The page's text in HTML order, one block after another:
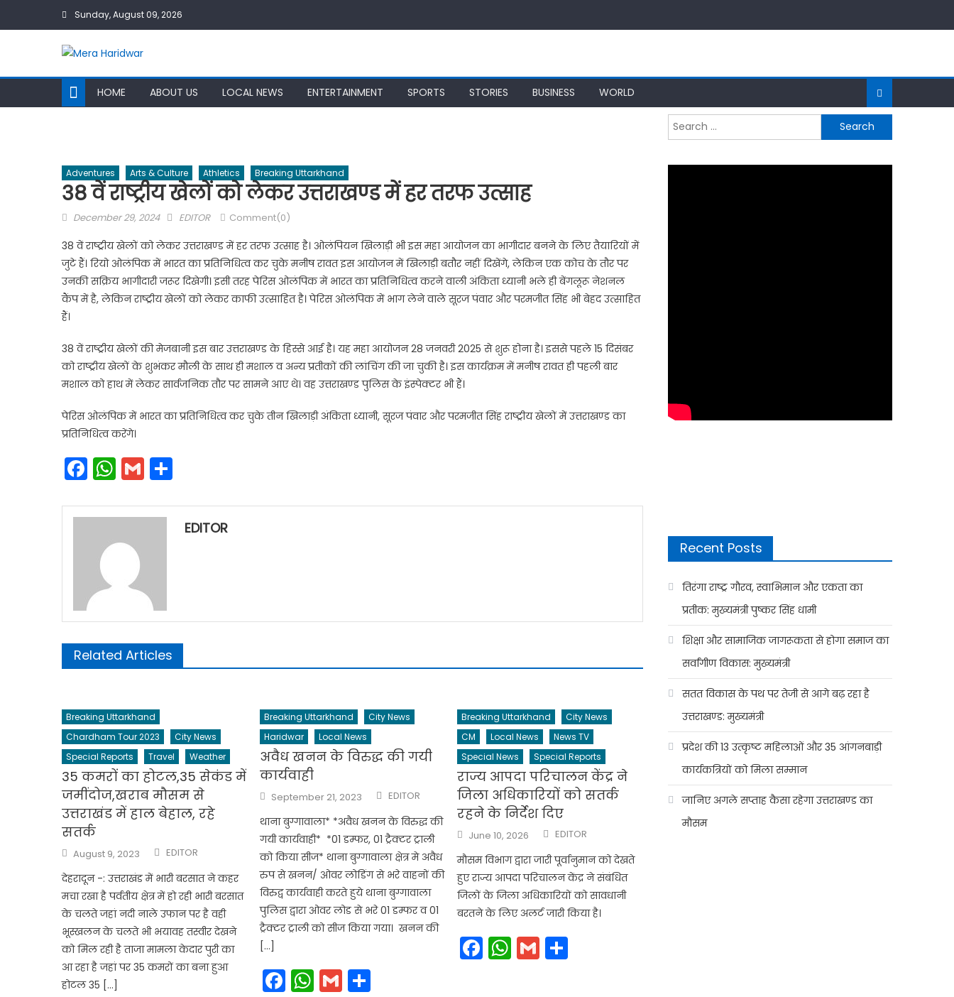
Sunday, August 09, 2026
HOME ABOUT US LOCAL NEWS ENTERTAINMENT SPORTS STORIES BUSINESS WORLD
Adventures Arts & Culture Athletics Breaking Uttarkhand
38 वें राष्ट्रीय खेलों को लेकर उत्तराखण्ड में हर तरफ उत्साह
Posted
December 29, 2024 Author
EDITOR Comment(0)
38 वें राष्ट्रीय खेलों को लेकर उत्तराखण्ड में हर तरफ उत्साह है। ओलंपियन खिलाड़ी भी इस महा आयोजन का भागीदार बनने के लिए तैयारियों में
जुटे हैं। रियो ओलंपिक में भारत का प्रतिनिधित्व कर चुके मनीष रावत इस आयोजन में खिलाड़ी बतौर नहीं दिखेंगे, लेकिन एक कोच के तौर पर
उनकी सक्रिय भागीदारी जरूर दिखेगी। इसी तरह पेरिस ओलंपिक में भारत का प्रतिनिधित्व करने वाली अंकिता ध्यानी भले ही बेंगलूरू नेशनल
कैंप में है, लेकिन राष्ट्रीय खेलों को लेकर काफी उत्साहित है। पेरिस ओलंपिक में भाग लेने वाले सूरज पंवार और परमजीत सिंह भी बेहद उत्साहित
हैं।
38 वें राष्ट्रीय खेलों की मेजबानी इस बार उत्तराखण्ड के हिस्से आई है। यह महा आयोजन 28 जनवरी 2025 से शुरू होना है। इससे पहले 15 दिसंबर
को राष्ट्रीय खेलों के शुभंकर मौली के साथ ही मशाल व अन्य प्रतीकों की लांचिंग की जा चुकी है। इस कार्यक्रम में मनीष रावत ही पहली बार
मशाल को हाथ में लेकर सार्वजनिक तौर पर सामने आए थे। वह उत्तराखण्ड पुलिस के इंस्पेक्टर भी हैं।
पेरिस ओलंपिक में भारत का प्रतिनिधित्व कर चुके तीन खिलाड़ी अंकिता ध्यानी, सूरज पंवार और परमजीत सिंह राष्ट्रीय खेलों में उत्तराखण्ड का
प्रतिनिधित्व करेंगे।
Facebook
WhatsApp
Gmail
EDITOR
Related Articles
Breaking Uttarkhand
Chardham Tour 2023
City News
Special Reports
Travel Weather
35 कमरों का होटल,35 सेकंड में
जमींदोज,खराब मौसम से
उत्तराखंड में हाल बेहाल, रहे
सतर्क
Posted
on
August 9, 2023 Author
EDITOR
देहरादून -: उत्तराखंड में भारी बरसात ने कहर
मचा रखा है पर्वतीय क्षेत्र में हो रही भारी बरसात
के चलते जहां नदी नाले उफान पर है वही
भूस्खलन के चलते भी भयावह तस्वीर देखने
को मिल रही है ताजा मामला केदार पुरी का
आ रहा है जहां पर 35 कमरों का बना हुआ
होटल 35 […]
Breaking Uttarkhand
City News
Haridwar
Local News
अवैध खनन के विरुद्ध की गयी
कार्यवाही
Posted
on
September 21, 2023 Author
EDITOR
थाना बुग्गावाला* *अवैध खनन के विरुद्ध की
गयी कार्यवाही* *01 डम्फर, 01 ट्रैक्टर ट्राली
को किया सीज* थाना बुग्गावाला क्षेत्र मे अवैध
रुप से खनन/ ओवर लोडिंग से भरे वाहनों की
विरुद्व कार्यवाही करते हुये थाना बुग्गावाला
पुलिस द्वारा ओवर लोड से भरे 01 डम्फर व 01
ट्रैक्टर ट्राली को सीज किया गया। खनन की
[…]
Facebook
WhatsApp
GmailShare
Breaking Uttarkhand
City News
CM
Local News
News TV
Special News
Special Reports
राज्य आपदा परिचालन केंद्र ने
जिला अधिकारियों को सतर्क
रहने के निर्देश दिए
Posted
on
June 10, 2026 Author
EDITOR
मौसम विभाग द्वारा जारी पूर्वानुमान को देखते
हुए राज्य आपदा परिचालन केंद्र ने संबंधित
जिलों के जिला अधिकारियों को सावधानी
बरतने के लिए अलर्ट जारी किया है।
Facebook
WhatsApp
Gmail
Search
for:
Recent Posts
तिरंगा राष्ट्र गौरव, स्वाभिमान और एकता का
प्रतीक: मुख्यमंत्री पुष्कर सिंह धामी
शिक्षा और सामाजिक जागरूकता से होगा समाज का
सर्वांगीण विकास: मुख्यमंत्री
सतत विकास के पथ पर तेजी से आगे बढ़ रहा है
उत्तराखण्ड: मुख्यमंत्री
प्रदेश की 13 उत्कृष्ट महिलाओं और 35 आंगनबाड़ी
कार्यकत्रियों को मिला सम्मान
जानिए अगले सप्ताह कैसा रहेगा उत्तराखण्ड का
मौसम